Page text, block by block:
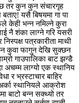
तर कुन कुन संचारगृह
यसै बिषयमा गा पा
केही भन्न नमिल्ने कुरा
नै शंका लाग्ने गरि यसरी
पत्रकारीता माथी
कुवा फागुन देखि सुक्छन
गाउपालिका बाट झन्डै
अचम्म लाग्यो एक स्थानिय
र भ्रस्टाचार बाहिर
स्थानियले आक्रोश
बाटो बन्न सक्थ्यो तर